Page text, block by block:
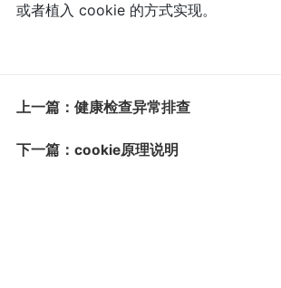
或者植入 cookie 的方式实现。
上一篇：健康检查异常排查
下一篇：cookie原理说明